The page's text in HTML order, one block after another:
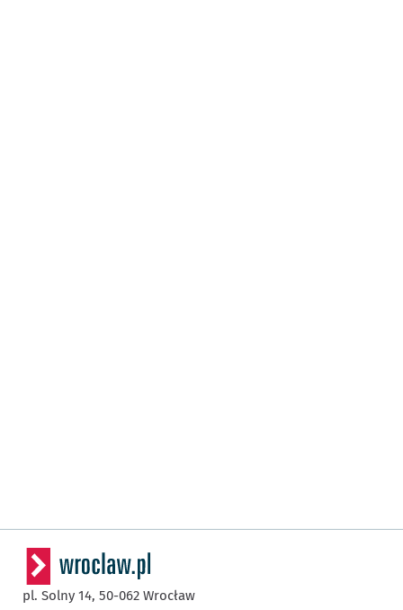
pl. Solny 14, 50-062 Wrocław